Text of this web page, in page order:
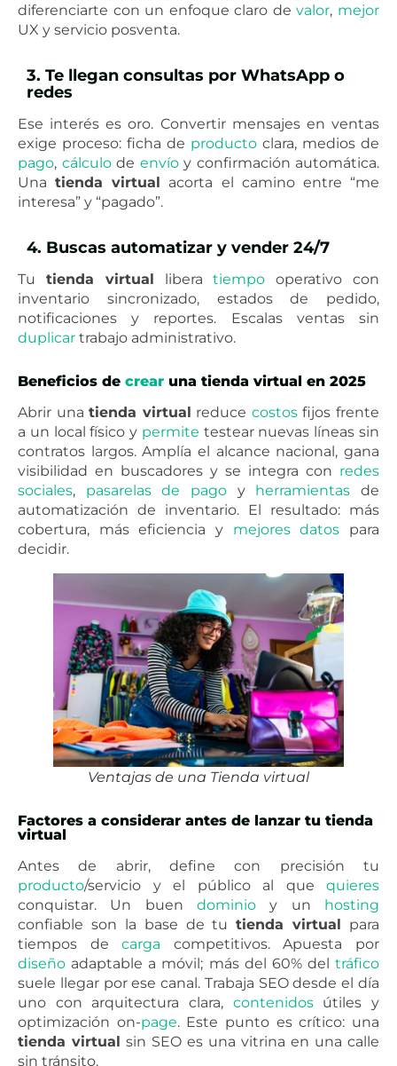
diferenciarte con un enfoque claro devalor, mejor
UX y servicio posventa.
3. Te llegan consultas por WhatsApp o
redes
Ese interés es oro. Convertir mensajes en ventas
exige proceso: ficha de producto clara, medios de
pago, cálculode envíoy confirmación automática.
Unatienda virtual acorta el camino entre “me
interesa” y “pagado”.
4. Buscas automatizar y vender 24/7
Tu tienda virtual liberatiempo operativo con
inventario sincronizado, estados de pedido,
notificaciones y reportes. Escalas ventas sin
duplicar trabajo administrativo.
Beneficios de crear una tienda virtual en 2025
Abrir unatienda virtual reduce costosfijos frente
a un local físico y permite testear nuevas líneas sin
contratos largos. Amplía el alcance nacional, gana
visibilidad en buscadores y se integra con redes
sociales, pasarelas de pago y herramientas de
automatización de inventario. El resultado: más
cobertura, más eficiencia y mejores datos para
decidir.
Ventajas de una Tienda virtual
Factores a considerar antes de lanzar tu tienda
virtual
Antes de abrir, define con precisión tu
producto/servicio y el público al que quieres
conquistar. Un buen dominio y un hosting
confiable son la base de tutienda virtual para
tiempos decarga competitivos. Apuesta por
diseño adaptable a móvil; más del 60% del tráfico
suele llegar por ese canal. Trabaja SEO desde el día
uno con arquitectura clara, contenidosútiles y
optimización on-page. Este punto es crítico: una
tienda virtual sin SEO es una vitrina en una calle
sin tránsito.